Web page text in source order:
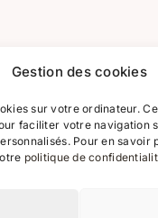
Gestion des cookies
sur votre ordinateur.
faciliter votre navigation
Pour en savoir
politique de